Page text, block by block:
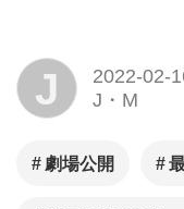
J
2022-02-
J・M
劇場公開